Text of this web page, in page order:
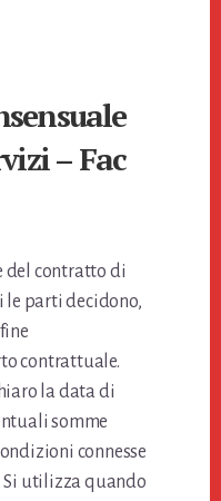
– Fac
del contratto di
le parti decidono,
contrattuale.
la data di
somme
connesse
utilizza quando